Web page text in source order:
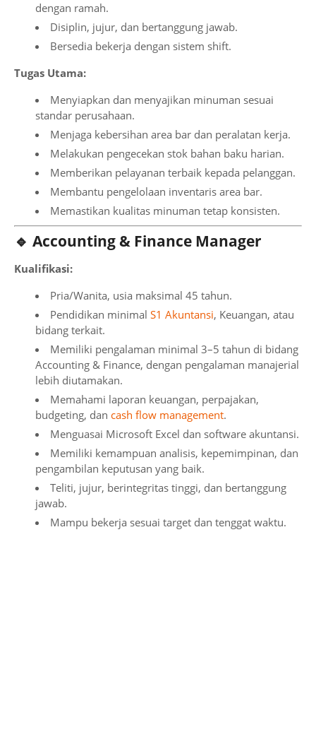
dengan ramah.
Disiplin, jujur, dan bertanggung jawab.
Bersedia bekerja dengan sistem shift.
Tugas Utama:
Menyiapkan dan menyajikan minuman sesuai
standar perusahaan.
Menjaga kebersihan area bar dan peralatan kerja.
Melakukan pengecekan stok bahan baku harian.
Memberikan pelayanan terbaik kepada pelanggan.
Membantu pengelolaan inventaris area bar.
Memastikan kualitas minuman tetap konsisten.
🔹 Accounting & Finance Manager
Kualifikasi:
Pria/Wanita, usia maksimal 45 tahun.
Pendidikan minimal S1 Akuntansi, Keuangan, atau
bidang terkait.
Memiliki pengalaman minimal 3–5 tahun di bidang
Accounting & Finance, dengan pengalaman manajerial
lebih diutamakan.
Memahami laporan keuangan, perpajakan,
budgeting, dan cash flow management.
Menguasai Microsoft Excel dan software akuntansi.
Memiliki kemampuan analisis, kepemimpinan, dan
pengambilan keputusan yang baik.
Teliti, jujur, berintegritas tinggi, dan bertanggung
jawab.
Mampu bekerja sesuai target dan tenggat waktu.